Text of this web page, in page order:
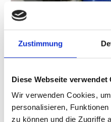
Zustimmung
Diese Webseite verwendet
Wir verwenden Cookies,
personalisieren,
zu können und die Zugriffe
Foto: Bruno Werndl / „Liqui
Der Schmierstoff-Spezialist
getrennte Designlinien. Die
Imagewandel der Marke
the Drivers“ orientiert: modern,